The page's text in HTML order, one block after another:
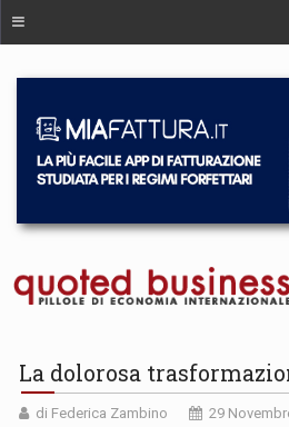
La dolorosa
di Federica Zambino 29